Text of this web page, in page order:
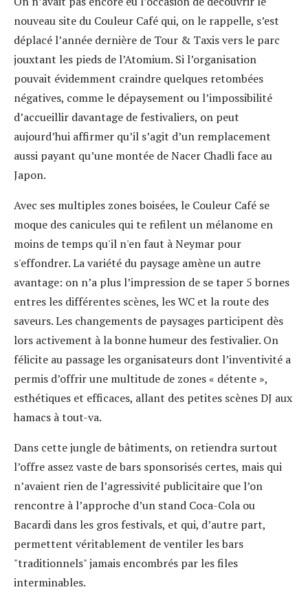
nouveau site du Couleur Café qui, on le rappelle, s’est
déplacé l’année dernière de Tour & Taxis vers le parc
jouxtant les pieds de l’Atomium. Si l’organisation
pouvait évidemment craindre quelques retombées
négatives, comme le dépaysement ou l’impossibilité
d’accueillir davantage de festivaliers, on peut
aujourd’hui affirmer qu’il s’agit d’un remplacement
aussi payant qu’une montée de Nacer Chadli face au
Japon.
Avec ses multiples zones boisées, le Couleur Café se
moque des canicules qui te refilent un mélanome en
moins de temps qu'il n'en faut à Neymar pour
s'effondrer. La variété du paysage amène un autre
avantage: on n’a plus l’impression de se taper 5 bornes
entres les différentes scènes, les WC et la route des
saveurs. Les changements de paysages participent dès
lors activement à la bonne humeur des festivalier. On
félicite au passage les organisateurs dont l’inventivité a
permis d’offrir une multitude de zones « détente »,
esthétiques et efficaces, allant des petites scènes DJ aux
hamacs à tout-va.
Dans cette jungle de bâtiments, on retiendra surtout
l’offre assez vaste de bars sponsorisés certes, mais qui
n’avaient rien de l’agressivité publicitaire que l’on
rencontre à l’approche d’un stand Coca-Cola ou
Bacardi dans les gros festivals, et qui, d’autre part,
permettent véritablement de ventiler les bars
"traditionnels" jamais encombrés par les files
interminables.